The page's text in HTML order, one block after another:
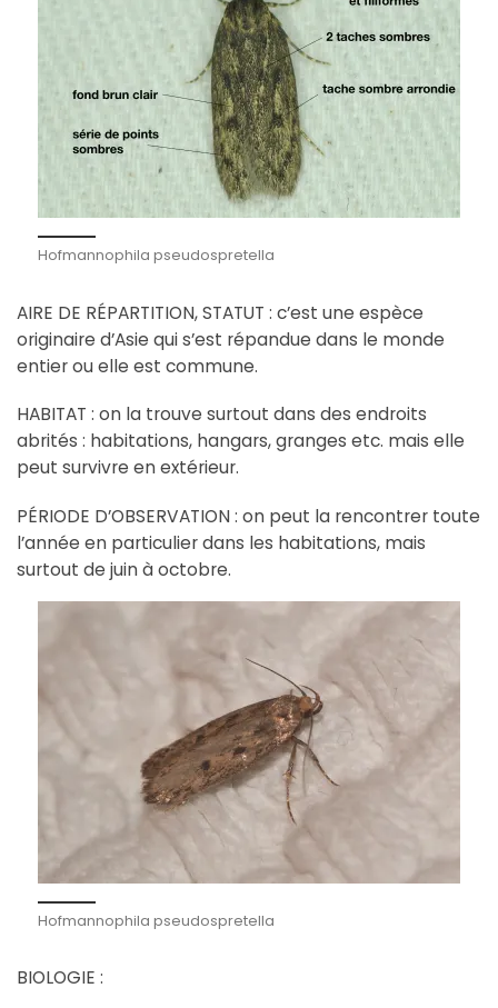
Hofmannophila pseudospretella
AIRE DE RÉPARTITION, STATUT : c’est une espèce
originaire d’Asie qui s’est répandue dans le monde
entier ou elle est commune.
HABITAT : on la trouve surtout dans des endroits
abrités : habitations, hangars, granges etc. mais elle
peut survivre en extérieur.
PÉRIODE D’OBSERVATION : on peut la rencontrer toute
l’année en particulier dans les habitations, mais
surtout de juin à octobre.
Hofmannophila pseudospretella
BIOLOGIE :